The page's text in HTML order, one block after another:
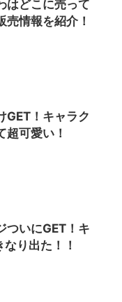
はどこに売って
売情報を紹介！
GET！キャラク
超可愛い！
ついにGET！キ
り出た！！